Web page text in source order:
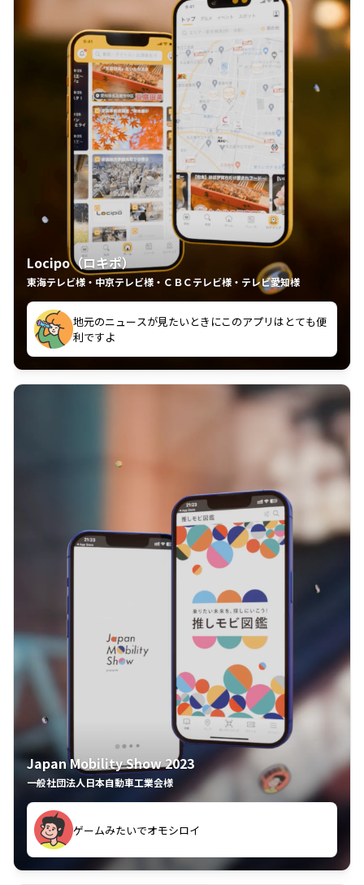
Locipo（ロキポ）
東海テレビ様・中京テレビ様・ＣＢＣテレビ様・テレビ愛知様
中京テレビのおもしろ番組が視聴可能地域外からも見
れるの嬉しいポイント
いつも利用させていただいております！
Japan Mobility Show 2023
一般社団法人日本自動車工業会様
ゲームみたいでオモシロイ
久々のモーターショーがアプリでもっと楽しめました